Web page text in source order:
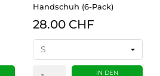
Handschuh (6-Pack)
28.00 CHF
IN DEN